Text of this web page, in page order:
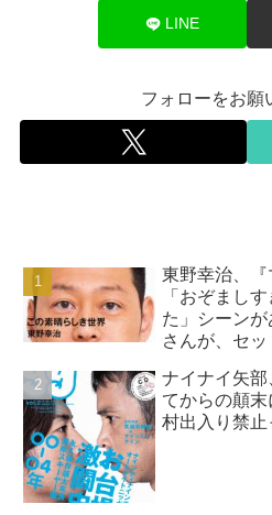
LINE
フォローをお願
東野幸治、
「おぞまし
た」シーン
さんが、セ
ナイナイ矢
てからの顛
村出入り禁